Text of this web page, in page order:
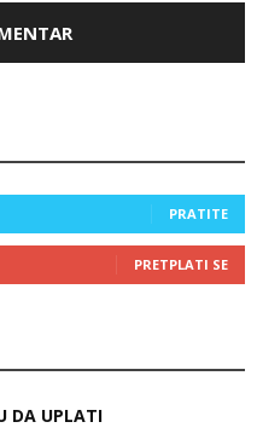
PRATITE
PRETPLATI SE
DA UPLATI